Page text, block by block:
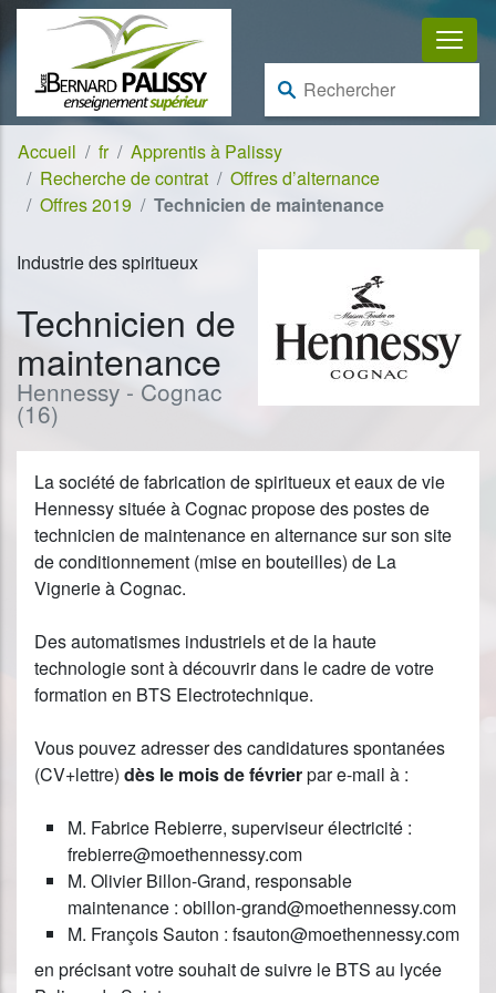
Aller au contenu
Aller à la navigation
Rechercher :
Accueil fr
Apprentis à Palissy
Recherche de contrat
Offres d’alternance
Offres 2019
Technicien de maintenance
Industrie des spiritueux
Technicien de
maintenance
Hennessy - Cognac
(16)
La société de fabrication de spiritueux et eaux de vie
Hennessy située à Cognac propose des postes de
technicien de maintenance en alternance sur son site
de conditionnement (mise en bouteilles) de La
Vignerie à Cognac.
Des automatismes industriels et de la haute
technologie sont à découvrir dans le cadre de votre
formation en BTS Electrotechnique.
Vous pouvez adresser des candidatures spontanées
(CV+lettre) dès le mois de févrierpar e-mail à :
M. Fabrice Rebierre, superviseur électricité :
frebierre@moethennessy.com
M. Olivier Billon-Grand, responsable
maintenance : obillon-grand@moethennessy.com
M. François Sauton : fsauton@moethennessy.com
en précisant votre souhait de suivre le BTS au lycée